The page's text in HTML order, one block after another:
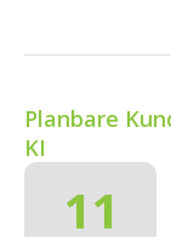
Planbare
KI
11